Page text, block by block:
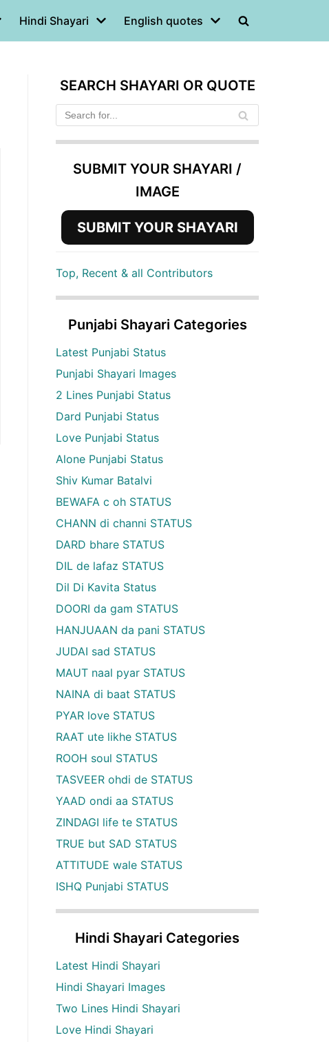
Hindi Shayari English quotes
SEARCH SHAYARI OR QUOTE
SUBMIT YOUR SHAYARI /
IMAGE
SUBMIT YOUR SHAYARI
Top, Recent & all Contributors
Punjabi Shayari Categories
Latest Punjabi Status
Punjabi Shayari Images
2 Lines Punjabi Status
Dard Punjabi Status
Love Punjabi Status
Alone Punjabi Status
Shiv Kumar Batalvi
BEWAFA c oh STATUS
CHANN di channi STATUS
DARD bhare STATUS
DIL de lafaz STATUS
Dil Di Kavita Status
DOORI da gam STATUS
HANJUAAN da pani STATUS
JUDAI sad STATUS
MAUT naal pyar STATUS
NAINA di baat STATUS
PYAR love STATUS
RAAT ute likhe STATUS
ROOH soul STATUS
TASVEER ohdi de STATUS
YAAD ondi aa STATUS
ZINDAGI life te STATUS
TRUE but SAD STATUS
ATTITUDE wale STATUS
ISHQ Punjabi STATUS
Hindi Shayari Categories
Latest Hindi Shayari
Hindi Shayari Images
Two Lines Hindi Shayari
Love Hindi Shayari